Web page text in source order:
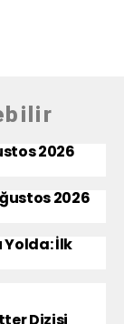
2026
2026
Yolda: İlk